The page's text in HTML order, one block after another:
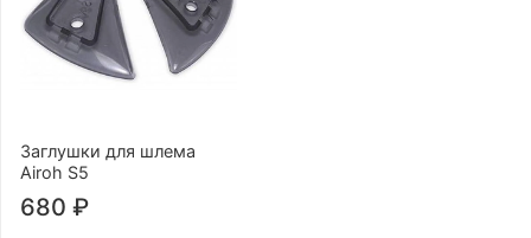
Заглушки для шлема
Airoh S5
680 ₽